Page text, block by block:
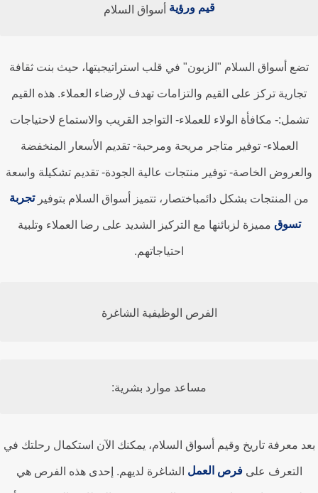
قيم ورؤيةأسواق السلام
أسواق السلام "الزبون" في قلب استراتيجيتها، حيث بنت ثقافة
تركز على القيم والتزامات تهدف لإرضاء العملاء. هذه القيم
مكافأة الولاء للعملاء- التواجد القريب والاستماع لاحتياجات
العملاء- توفير متاجر مريحة ومرحبة- تقديم الأسعار المنخفضة
الخاصة- توفير منتجات عالية الجودة- تقديم تشكيلة واسعة
المنتجات بشكل دائمباختصار، تتميز أسواق السلام بتوفيرتجربة
تسوقمميزة لزبائنها مع التركيز الشديد على رضا العملاء وتلبية
احتياجاتهم.
الفرص الوظيفية الشاغرة
مساعد موارد بشرية:
معرفة تاريخ وقيم أسواق السلام، يمكنك الآن استكمال رحلتك في
التعرف علىفرص العملالشاغرة لديهم. إحدى هذه الفرص هي